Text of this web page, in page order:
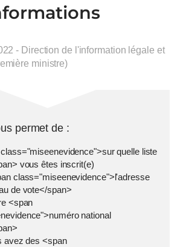
- Direction de l'information légale et
ministre)
permet de :
quelle liste
vous êtes inscrit(e)
class="miseenevidence">l'adresse
de vote</span>
<span
national
avez des <span